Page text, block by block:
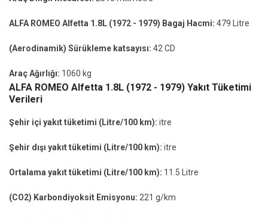
ALFA ROMEO Alfetta 1.8L (1972 - 1979) Bagaj Hacmi: 479 Litre
(Aerodinamik) Sürükleme katsayısı: 42 CD
Araç Ağırlığı: 1060 kg
ALFA ROMEO Alfetta 1.8L (1972 - 1979) Yakıt Tüketimi
Verileri
Şehir içi yakıt tüketimi (Litre/100 km): itre
Şehir dışı yakıt tüketimi (Litre/100 km): itre
Ortalama yakıt tüketimi (Litre/100 km): 11.5 Litre
(CO2) Karbondiyoksit Emisyonu: 221 g/km